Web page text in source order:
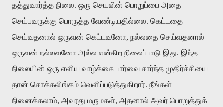
தத்துவார்த்த நிலை. ஒரு செயலின் பொறுப்பை அதை
செய்பவருக்கு பொருத்த வேண்டியதில்லை. கெட்டதை
செய்வதனால் ஒருவன் கெட்டவனோ, நல்லதை செய்வதனால்
ஒருவன் நல்லவனோ அல்ல என்கிற நிலைப்பாடு இது. இந்த
நிலையின் ஒரு எளிய வாழ்க்கை பார்வை சார்ந்த முதிர்ச்சியை
தான் சொக்கலிங்கம் வெளிப்படுத்துகிறார். நீங்கள்
நினைக்கலாம், அவரது மருமகள், அதனால் அவர் பொறுத்துக்